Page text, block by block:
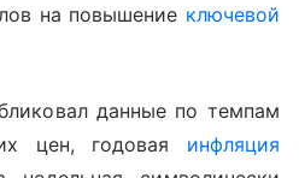
на повышение ключевой
данные по темпам
цен, годовая инфляция